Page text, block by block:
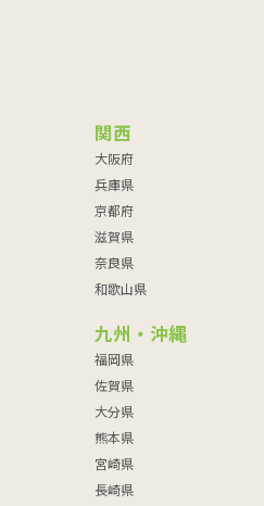
関西
大阪府
兵庫県
京都府
滋賀県
奈良県
和歌山県
九州・沖縄
福岡県
佐賀県
大分県
熊本県
宮崎県
長崎県